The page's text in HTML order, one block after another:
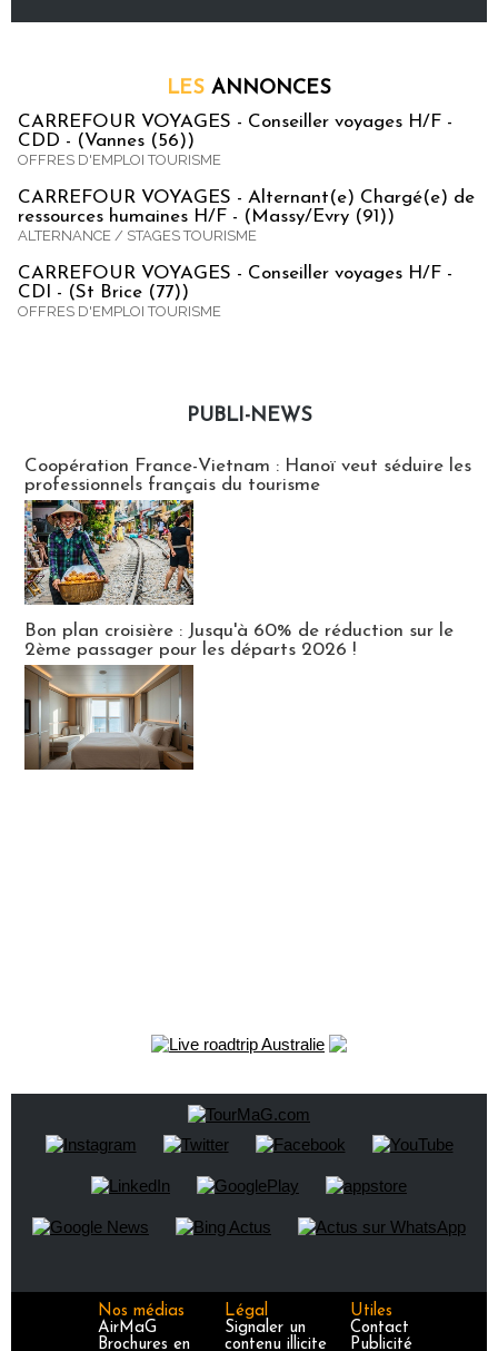
LES ANNONCES
CARREFOUR VOYAGES - Conseiller voyages H/F -
CDD - (Vannes (56))
OFFRES D'EMPLOI TOURISME
CARREFOUR VOYAGES - Alternant(e) Chargé(e) de
ressources humaines H/F - (Massy/Evry (91))
ALTERNANCE / STAGES TOURISME
CARREFOUR VOYAGES - Conseiller voyages H/F -
CDI - (St Brice (77))
OFFRES D'EMPLOI TOURISME
PUBLI-NEWS
Coopération France-Vietnam : Hanoï veut séduire les
professionnels français du tourisme
Bon plan croisière : Jusqu'à 60% de réduction sur le
2ème passager pour les départs 2026 !
Nos médias
AirMaG
Brochures en
Légal
Signaler un
contenu illicite
Utiles
Contact
Publicité